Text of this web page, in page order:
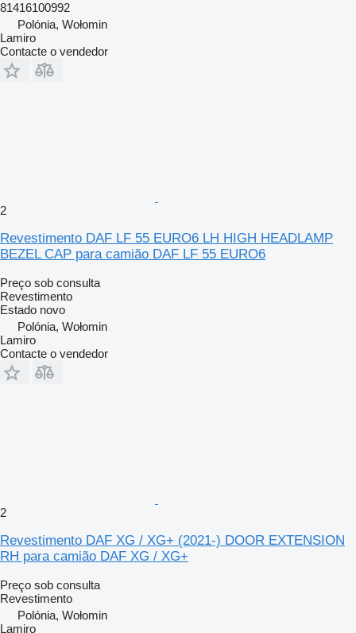
81416100992
Polónia, Wołomin
Lamiro
Contacte o vendedor
2
Revestimento DAF LF 55 EURO6 LH HIGH HEADLAMP
BEZEL CAP para camião DAF LF 55 EURO6
Preço sob consulta
Revestimento
Estado novo
Polónia, Wołomin
Lamiro
Contacte o vendedor
2
Revestimento DAF XG / XG+ (2021-) DOOR EXTENSION
RH para camião DAF XG / XG+
Preço sob consulta
Revestimento
Polónia, Wołomin
Lamiro